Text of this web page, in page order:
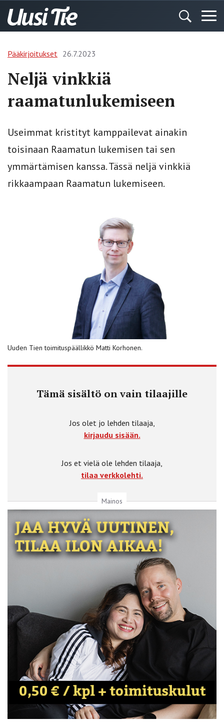
Pääkirjoitukset 26.7.2023
Neljä vinkkiä
raamatunlukemiseen
Useimmat kristityt kamppailevat ainakin
toisinaan Raamatun lukemisen tai sen
ymmärtämisen kanssa. Tässä neljä vinkkiä
rikkaampaan Raamatun lukemiseen.
Uuden Tien toimituspäällikkö Matti Korhonen.
Tämä sisältö on vain tilaajille
Jos olet jo lehden tilaaja,
kirjaudu sisään.
Jos et vielä ole lehden tilaaja,
tilaa verkkolehti.
Mainos